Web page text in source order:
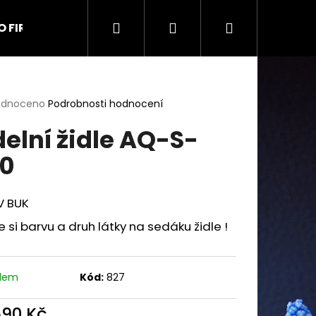
FIRMĚ Kontakt Obchodní podmínky
Hledat PřihlášeníNákupní
Podrobnosti hodnocení
židle AQ-S-
BUK
si barvu a druh látky na sedáku židle !
Kód: 827
UŠÁK